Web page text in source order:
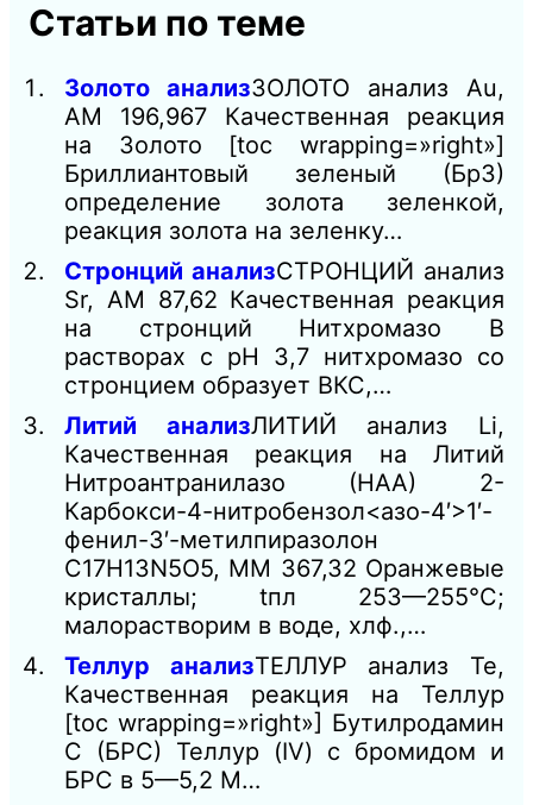
Статьи по теме
Золото анализЗОЛОТО анализ Au,
AM 196,967 Качественная реакция
на Золото [toc wrapping=»right»]
Бриллиантовый зеленый (БрЗ)
определение золота зеленкой,
реакция золота на зеленку…
Стронций анализСТРОНЦИЙ анализ
Sr, AM 87,62 Качественная реакция
на стронций Нитхромазо В
растворах с рН 3,7 нитхромазо со
стронцием образует ВКС,…
Литий анализЛИТИЙ анализ Li,
Качественная реакция на Литий
Нитроантранилазо (НАА) 2-
Карбокси-4-нитробензол<азо-4′>1′-
фенил-3′-метилпиразолон
C17H13N5O5, ММ 367,32 Оранжевые
кристаллы; tпл 253—255°С;
малорастворим в воде, хлф.,…
Теллур анализТЕЛЛУР анализ Те,
Качественная реакция на Теллур
[toc wrapping=»right»] Бутилродамин
С (БРС) Теллур (IV) с бромидом и
БРС в 5—5,2 М…